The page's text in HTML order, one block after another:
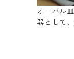
オーバル
器として